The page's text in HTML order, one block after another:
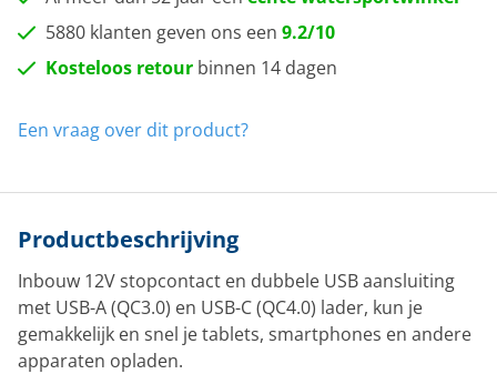
5880 klanten geven ons een 9.2/10
Kosteloos retour binnen 14 dagen
Een vraag over dit product?
Productbeschrijving
Inbouw 12V stopcontact en dubbele USB aansluiting
met USB-A (QC3.0) en USB-C (QC4.0) lader, kun je
gemakkelijk en snel je tablets, smartphones en andere
apparaten opladen.